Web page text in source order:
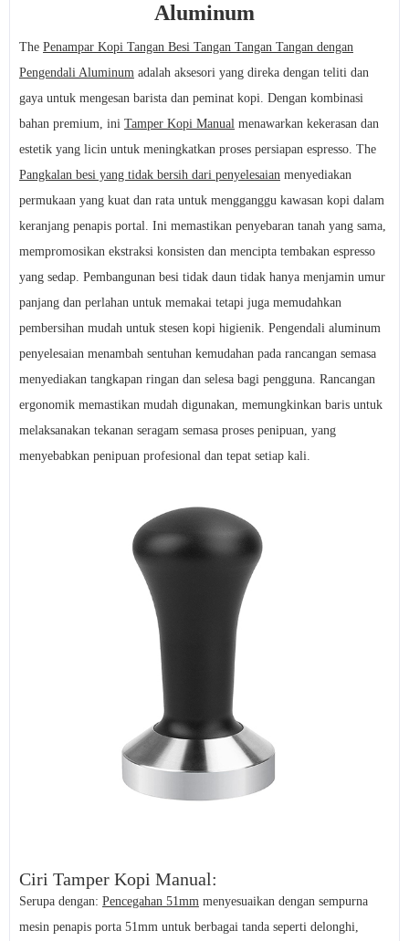
Aluminum
The Penampar Kopi Tangan Besi Tangan Tangan Tangan dengan
Pengendali Aluminum adalah aksesori yang direka dengan teliti dan
gaya untuk mengesan barista dan peminat kopi. Dengan kombinasi
bahan premium, ini Tamper Kopi Manual menawarkan kekerasan dan
estetik yang licin untuk meningkatkan proses persiapan espresso. The
Pangkalan besi yang tidak bersih dari penyelesaian menyediakan
permukaan yang kuat dan rata untuk mengganggu kawasan kopi dalam
keranjang penapis portal. Ini memastikan penyebaran tanah yang sama,
mempromosikan ekstraksi konsisten dan mencipta tembakan espresso
yang sedap. Pembangunan besi tidak daun tidak hanya menjamin umur
panjang dan perlahan untuk memakai tetapi juga memudahkan
pembersihan mudah untuk stesen kopi higienik. Pengendali aluminum
penyelesaian menambah sentuhan kemudahan pada rancangan semasa
menyediakan tangkapan ringan dan selesa bagi pengguna. Rancangan
ergonomik memastikan mudah digunakan, memungkinkan baris untuk
melaksanakan tekanan seragam semasa proses penipuan, yang
menyebabkan penipuan profesional dan tepat setiap kali.
Ciri Tamper Kopi Manual:
Serupa dengan: Pencegahan 51mm menyesuaikan dengan sempurna
mesin penapis porta 51mm untuk berbagai tanda seperti delonghi,